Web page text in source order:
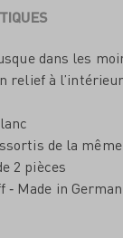
dans les
à
de la
2 pièces
Made in